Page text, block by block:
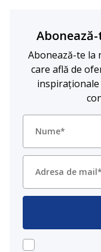
Abonează-te la
care află de